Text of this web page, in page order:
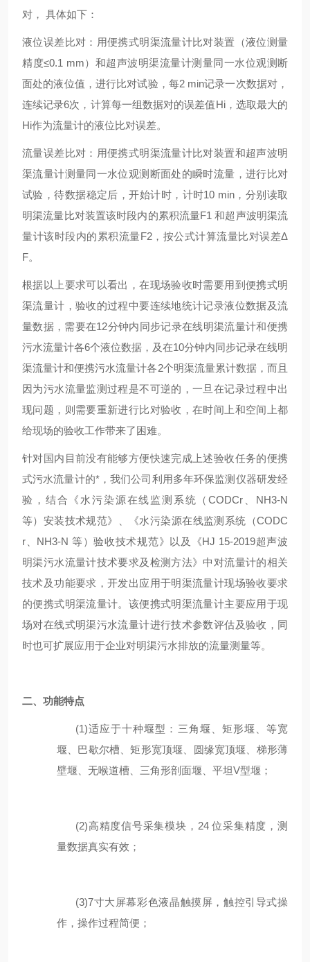
对， 具体如下：
液位误差比对：用便携式明渠流量计比对装置（液位测量
精度≤0.1 mm）和超声波明渠流量计测量同一水位观测断
面处的液位值，进行比对试验，每2 min记录一次数据对，
连续记录6次，计算每一组数据对的误差值Hi，选取最大的
Hi作为流量计的液位比对误差。
流量误差比对：用便携式明渠流量计比对装置和超声波明
渠流量计测量同一水位观测断面处的瞬时流量，进行比对
试验，待数据稳定后，开始计时，计时10 min，分别读取
明渠流量比对装置该时段内的累积流量F1 和超声波明渠流
量计该时段内的累积流量F2，按公式计算流量比对误差Δ
F。
根据以上要求可以看出，在现场验收时需要用到便携式明
渠流量计，验收的过程中要连续地统计记录液位数据及流
量数据，需要在12分钟内同步记录在线明渠流量计和便携
污水流量计各6个液位数据，及在10分钟内同步记录在线明
渠流量计和便携污水流量计各2个明渠流量累计数据，而且
因为污水流量监测过程是不可逆的，一旦在记录过程中出
现问题，则需要重新进行比对验收，在时间上和空间上都
给现场的验收工作带来了困难。
针对国内目前没有能够方便快速完成上述验收任务的便携
式污水流量计的*，我们公司利用多年环保监测仪器研发经
验，结合《水污染源在线监测系统（CODCr、NH3-N
等）安装技术规范》、《水污染源在线监测系统（CODC
r、NH3-N 等）验收技术规范》以及《HJ 15-2019超声波
明渠污水流量计技术要求及检测方法》中对流量计的相关
技术及功能要求，开发出应用于明渠流量计现场验收要求
的便携式明渠流量计。该便携式明渠流量计主要应用于现
场对在线式明渠污水流量计进行技术参数评估及验收，同
时也可扩展应用于企业对明渠污水排放的流量测量等。
二、 功能特点
(1)适应于十种堰型：三角堰、矩形堰、等宽
堰、巴歇尔槽、矩形宽顶堰 圆缘宽顶堰
梯形薄
壁堰
无喉道槽 三角形剖面堰 平坦V型堰 ；
(2)高精度信号采集模块， 24 位采集精度，测
量数据真实有效；
(3)7寸大屏幕彩色液晶触摸屏，触控引导式操
作，操作过程简便；